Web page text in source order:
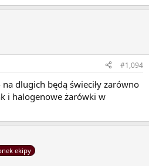
#1,094
na dlugich będą świeciły zarówno
i halogenowe żarówki w
ekipy